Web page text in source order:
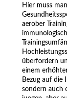
Hier muss
aerober
überfordern
einem
Bezug auf die
sondern auch